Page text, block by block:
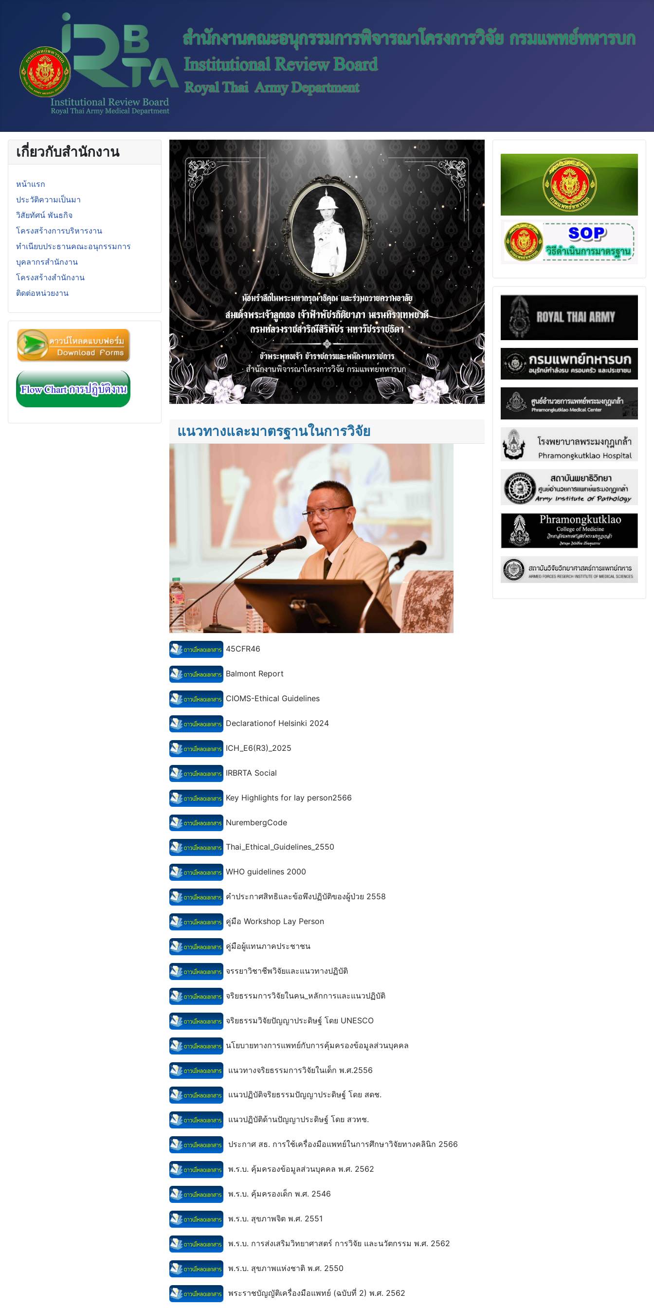
เกี่ยวกับสำนักงาน
หน้าแรก
ประวัติความเป็นมา
วิสัยทัศน์ พันธกิจ
โครงสร้างการบริหารงาน
ทำเนียบประธานคณะอนุกรรมการ
บุคลากรสำนักงาน
โครงสร้างสำนักงาน
ติดต่อหน่วยงาน
แนวทางและมาตรฐานในการวิจัย
45CFR46
Balmont Report
CIOMS-Ethical Guidelines
Declarationof Helsinki 2024
ICH_E6(R3)_2025
IRBRTA Social
Key Highlights for lay person2566
NurembergCode
Thai_Ethical_Guidelines_2550
WHO guidelines 2000
คำประกาศสิทธิและข้อพึงปฏิบัติของผู้ป่วย 2558
คู่มือ Workshop Lay Person
คู่มือผู้แทนภาคประชาชน
จรรยาวิชาชีพวิจัยและแนวทางปฏิบัติ
จริยธรรมการวิจัยในคน_หลักการและแนวปฏิบัติ
จริยธรรมวิจัยปัญญาประดิษฐ์ โดย UNESCO
นโยบายทางการแพทย์กับการคุ้มครองข้อมูลส่วนบุคคล
แนวทางจริยธรรมการวิจัยในเด็ก พ.ศ.2556
แนวปฏิบัติจริยธรรมปัญญาประดิษฐ์ โดย สดช.
แนวปฏิบัติด้านปัญญาประดิษฐ์ โดย สวทช.
ประกาศ สธ. การใช้เครื่องมือแพทย์ในการศึกษาวิจัยทางคลินิก 2566
พ.ร.บ. คุ้มครองข้อมูลส่วนบุคคล พ.ศ. 2562
พ.ร.บ. คุ้มครองเด็ก พ.ศ. 2546
พ.ร.บ. สุขภาพจิต พ.ศ. 2551
พ.ร.บ. การส่งเสริมวิทยาศาสตร์ การวิจัย และนวัตกรรม พ.ศ. 2562
พ.ร.บ. สุขภาพแห่งชาติ พ.ศ. 2550
พระราชบัญญัติเครื่องมือแพทย์ (ฉบับที่ 2) พ.ศ. 2562